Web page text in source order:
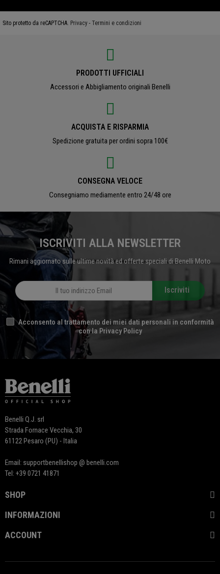
Sito protetto da reCAPTCHA. Privacy - Termini e condizioni
PRODOTTI UFFICIALI
Accessori e Abbigliamento originali Benelli
ACQUISTA E RISPARMIA
Spedizione gratuita per ordini sopra 100€
CONSEGNA VELOCE
Consegniamo mediamente entro 24/48 ore
ISCRIVITI ALLA NEWSLETTER
Rimani aggiornato sulle ultime novità ed offerte speciali di Benelli Moto
Iscriviti
Acconsento al trattamento dei miei dati personali in conformità
con la Privacy Policy
Benelli Q.J. srl
Strada Fornace Vecchia, 30
61122 Pesaro (PU) - Italia
Email: supportbenellishop @ benelli.com
Tel: +39 0721 41871
SHOP
INFORMAZIONI
ACCOUNT